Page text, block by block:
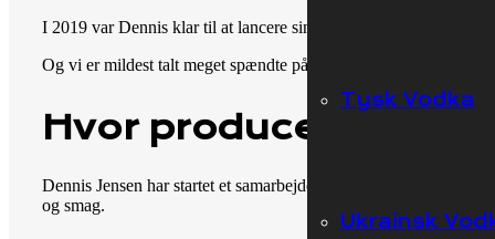
Tysk Vodka
Ukrainsk
I 2019 var Dennis klar til at lancere sin første gin, som fik navnet
Og vi er mildest talt meget spændte på, hvad Dennis næste
Hvor producerer
Dennis Jensen har startet et samarbejde med det danske
og smag.